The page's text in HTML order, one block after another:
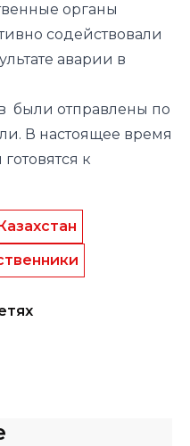
органы
содействовали
аварии в
были отправлены по
В настоящее время
к